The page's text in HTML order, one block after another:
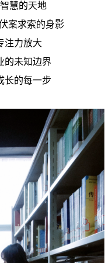
慧的天地
案求索的身影
注力放大
的未知边界
长的每一步